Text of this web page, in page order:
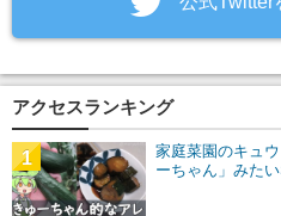
アクセスランキング
家庭菜園のキュ
ーちゃん」みた
1